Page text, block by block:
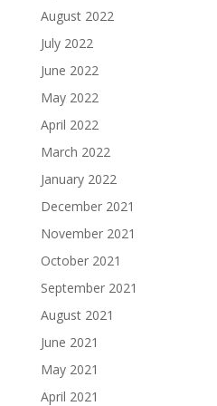
August 2022
July 2022
June 2022
May 2022
April 2022
March 2022
January 2022
December 2021
November 2021
October 2021
September 2021
August 2021
June 2021
May 2021
April 2021